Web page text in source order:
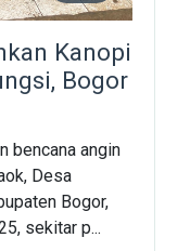
Kanopi
Bogor
bencana angin
Desa
Bogor,
sekitar p...